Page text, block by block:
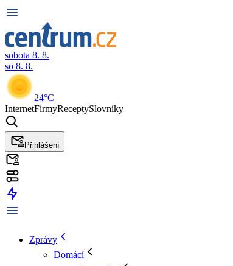
sobota 8. 8.
so 8. 8.
24°C
InternetFirmyReceptySlovníky
Přihlášení
Zprávy
Domácí